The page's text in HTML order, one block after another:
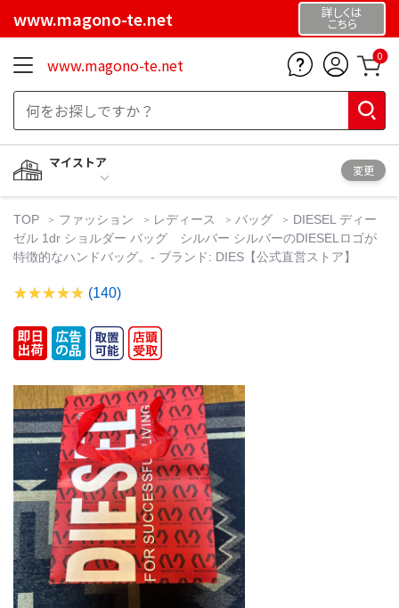
www.magono-te.net 詳しくは
こちら
www.magono-te.net 0
マイストア
変更
TOP ファッション レディース バッグ
DIESEL ディー
ゼル 1dr ショルダー バッグ シルバー シルバーのDIESELロゴが
特徴的なハンドバッグ。- ブランド: DIES【公式直営ストア】
(140)